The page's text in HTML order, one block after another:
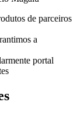
de parceiros
a
portal